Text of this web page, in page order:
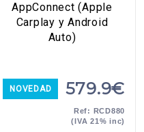
NOVEDAD
AppConnect (Apple
Carplay y Android
Auto)
579.9€
Ref: RCD880
(IVA 21% inc)